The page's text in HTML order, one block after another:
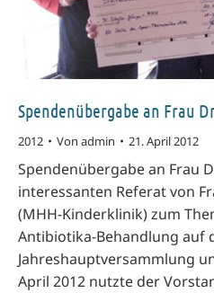
Spendenübergabe an Frau
2012 Von admin 21. April 2012
Spendenübergabe an Frau
interessanten Referat von
(MHH-Kinderklinik) zum
Antibiotika-Behandlung auf
Jahreshauptversammlung
April 2012 nutzte der